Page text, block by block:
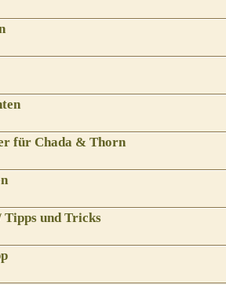
für Chada & Thorn
Tipps und Tricks